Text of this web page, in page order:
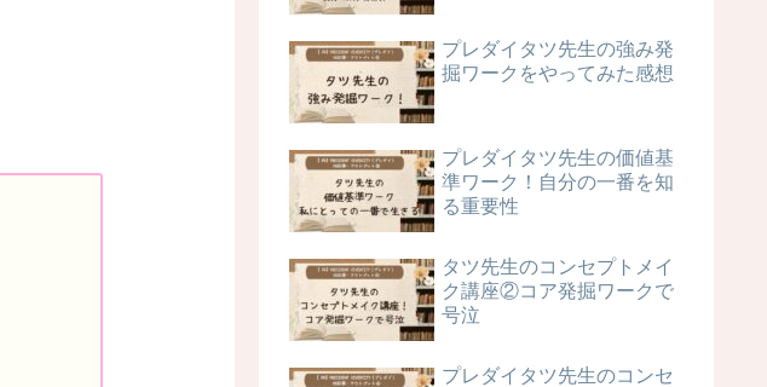
プレダイタツ先生の強み発
掘ワークをやってみた感想
プレダイタツ先生の価値基
準ワーク！自分の一番を知
る重要性
タツ先生のコンセプトメイ
ク講座②コア発掘ワークで
号泣
プレダイタツ先生のコンセ